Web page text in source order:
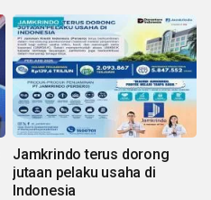
Jamkrindo terus dorong
jutaan pelaku usaha di
Indonesia